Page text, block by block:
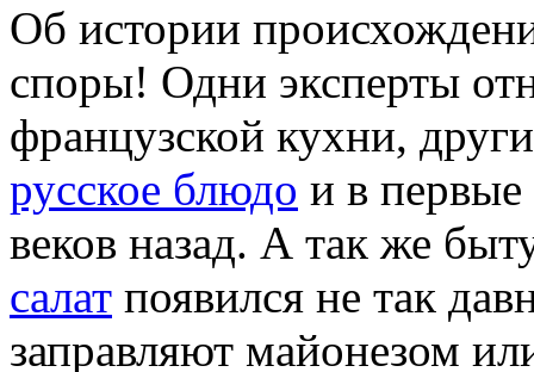
Об истории
споры! Одни эксперты
французской кухни,
русское блюдо и в первые
веков назад. А так же
салат появился не так
заправляют майонезом